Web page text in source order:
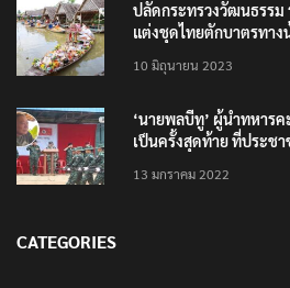
ปลัดกระทรวงวัฒนธรรม
แต่งชุดไทยตักบาตรทาง
10 มิถุนายน 2023
‘นายพลบีทู’ ผู้นำทหารค
เป็นครั้งสุดท้าย ที่ประช
13 มกราคม 2022
CATEGORIES